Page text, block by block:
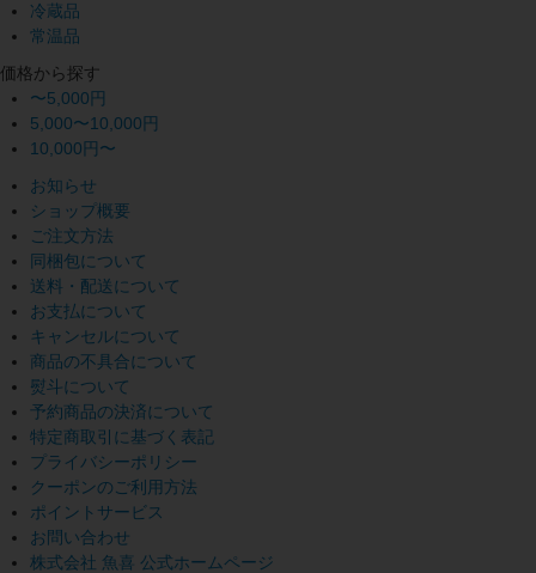
冷蔵品
常温品
価格から探す
〜5,000円
5,000〜10,000円
10,000円〜
お知らせ
ショップ概要
ご注文方法
同梱包について
送料・配送について
お支払について
キャンセルについて
商品の不具合について
熨斗について
予約商品の決済について
特定商取引に基づく表記
プライバシーポリシー
クーポンのご利用方法
ポイントサービス
お問い合わせ
株式会社 魚喜 公式ホームページ